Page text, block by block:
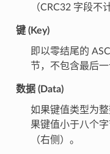
（CRC32 字段不
键 (Key)
即以零结尾的
节，不包含最后一
数据 (Data)
如果键值类型为
果键值小于八个
（右侧）。